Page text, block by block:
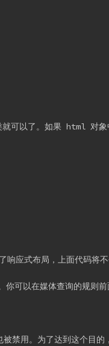
了。如果 html 对象
应式布局，上面代码将
你可以在媒体查询的
用。为了达到这个目